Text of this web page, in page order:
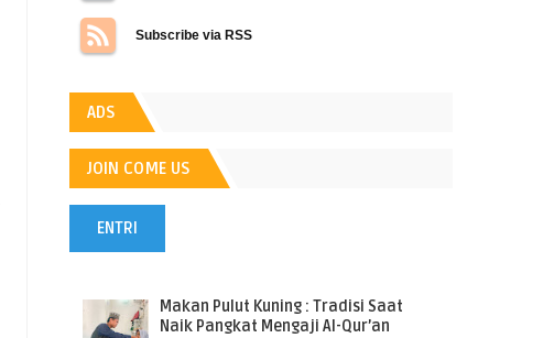
Subscribe via RSS
ADS
JOIN COME US
ENTRI
Makan Pulut Kuning : Tradisi Saat
Naik Pangkat Mengaji Al-Qur’an